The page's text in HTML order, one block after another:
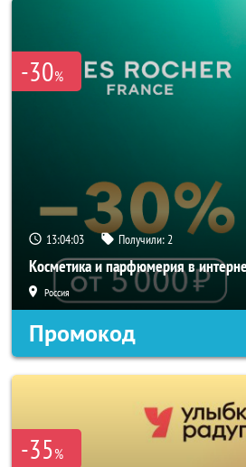
-30%
13:04:01 Получили:2
Косметика и парфюмерия в
Россия
Промокод
-35%